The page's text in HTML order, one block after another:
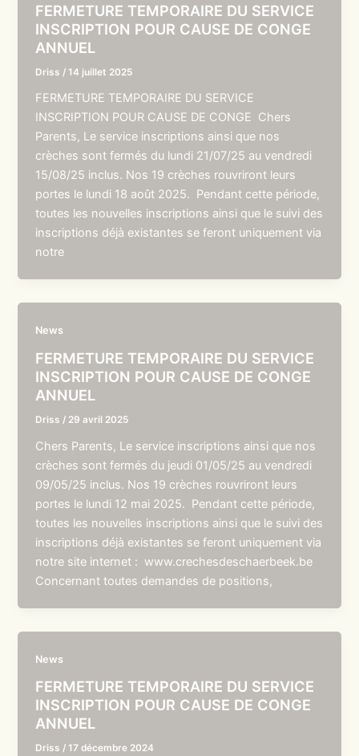
FERMETURE TEMPORAIRE DU SERVICE
INSCRIPTION POUR CAUSE DE CONGE
ANNUEL
Driss /14 juillet 2025
FERMETURE TEMPORAIRE DU SERVICE
INSCRIPTION POUR CAUSE DE CONGE Chers
Parents, Le service inscriptions ainsi que nos
crèches sont fermés du lundi 21/07/25 au vendredi
15/08/25 inclus. Nos 19 crèches rouvriront leurs
portes le lundi 18 août 2025. Pendant cette période,
toutes les nouvelles inscriptions ainsi que le suivi des
inscriptions déjà existantes se feront uniquement via
notre
News
FERMETURE TEMPORAIRE DU SERVICE
INSCRIPTION POUR CAUSE DE CONGE
ANNUEL
Driss / 29 avril 2025
Chers Parents, Le service inscriptions ainsi que nos
crèches sont fermés du jeudi 01/05/25 au vendredi
09/05/25 inclus. Nos 19 crèches rouvriront leurs
portes le lundi 12 mai 2025. Pendant cette période,
toutes les nouvelles inscriptions ainsi que le suivi des
inscriptions déjà existantes se feront uniquement via
notre site internet : www.crechesdeschaerbeek.be
Concernant toutes demandes de positions,
News
FERMETURE TEMPORAIRE DU SERVICE
INSCRIPTION POUR CAUSE DE CONGE
ANNUEL
Driss /17 décembre 2024